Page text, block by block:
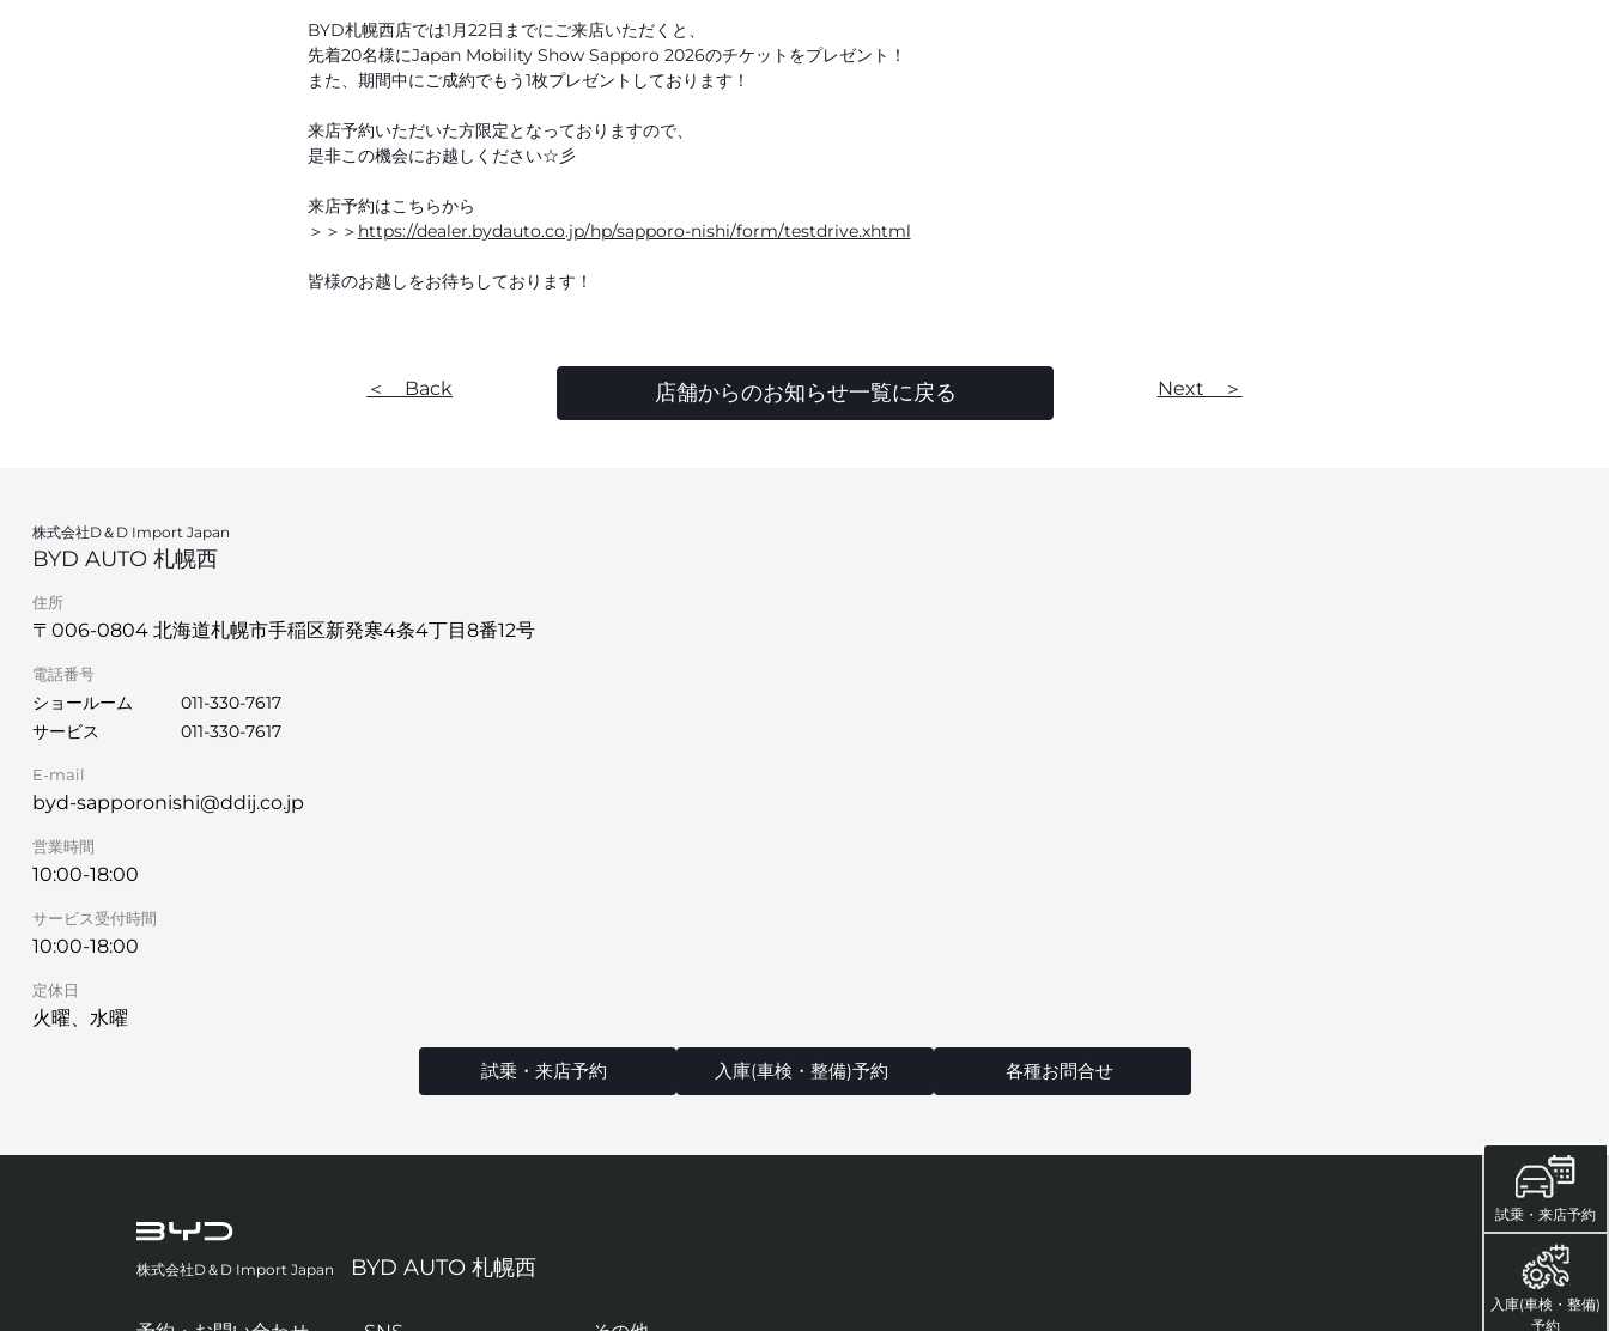
試乗・来店予約
入庫(車検・整備)
予約
BYD札幌西店では1月22日までにご来店いただくと、
先着20名様にJapan Mobility Show Sapporo 2026のチケットをプレゼント！
また、期間中にご成約でもう1枚プレゼントしております！
来店予約いただいた方限定となっておりますので、
是非この機会にお越しください☆彡
来店予約はこちらから
＞＞＞ https://dealer.bydauto.co.jp/hp/sapporo-nishi/form/testdrive.xhtml
皆様のお越しをお待ちしております！
＜ Back 店舗からのお知らせ一覧に戻る Next ＞
株式会社D＆D Import Japan
BYD AUTO 札幌西
住所
〒006-0804 北海道札幌市手稲区新発寒4条4丁目8番12号
電話番号
ショールーム
011-330-7617
サービス
011-330-7617
E-mail
byd-sapporonishi@ddij.co.jp
営業時間
10:00-18:00
サービス受付時間
10:00-18:00
定休日
火曜、水曜
試乗・来店予約 入庫(車検・整備)予約 各種お問合せ
株式会社D＆D Import Japan BYD AUTO 札幌西